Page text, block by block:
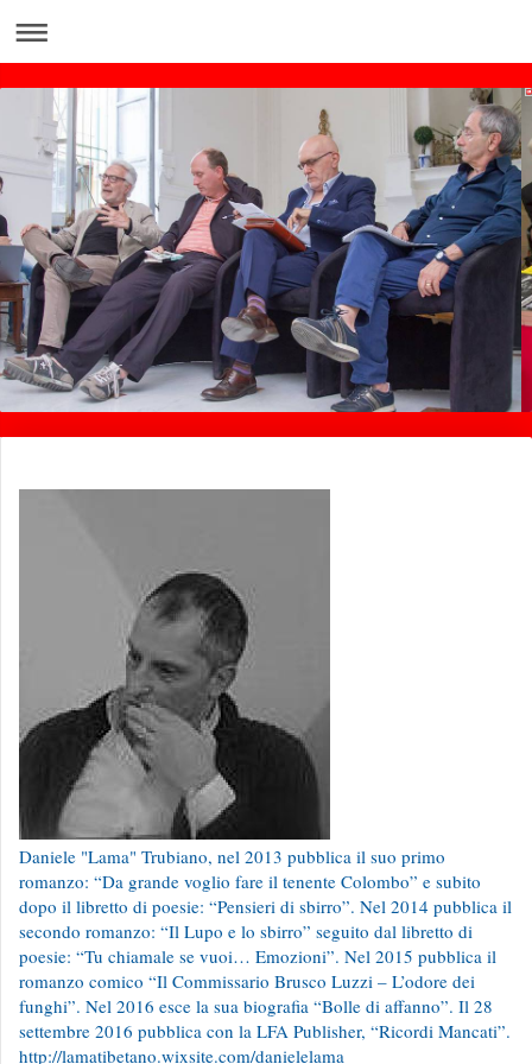
Daniele "Lama" Trubiano, nel 2013 pubblica il suo primo
romanzo: “Da grande voglio fare il tenente Colombo” e subito
dopo il libretto di poesie: “Pensieri di sbirro”. Nel 2014 pubblica il
secondo romanzo: “Il Lupo e lo sbirro” seguito dal libretto di
poesie: “Tu chiamale se vuoi… Emozioni”. Nel 2015 pubblica il
romanzo comico “Il Commissario Brusco Luzzi – L’odore dei
funghi”. Nel 2016 esce la sua biografia “Bolle di affanno”. Il 28
settembre 2016 pubblica con la LFA Publisher, “Ricordi Mancati”.
http://lamatibetano.wixsite.com/danielelama